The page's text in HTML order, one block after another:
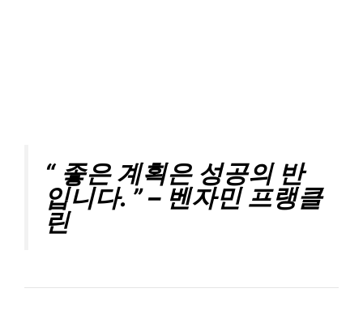
“ 좋은 계획은 성공의 반
입니다. ” – 벤자민 프랭클
린